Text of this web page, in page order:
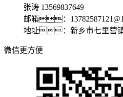
张涛 13569837649
邮箱：
地址：新乡市七里营
微信更方便